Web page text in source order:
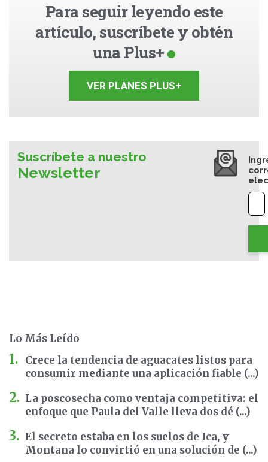
Para seguir leyendo este
artículo, suscríbete y obtén
una Plus+
VER PLANES PLUS+
Suscríbete a nuestro
Newsletter
Lo Más Leído
Crece la tendencia de aguacates listos para
consumir mediante una aplicación fiable (...)
La poscosecha como ventaja competitiva: el
enfoque que Paula del Valle lleva dos dé (...)
El secreto estaba en los suelos de Ica, y
Montana lo convirtió en una solución de (...)